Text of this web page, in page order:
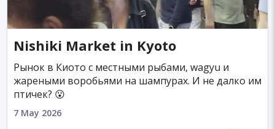
Nishiki Market in Kyoto
Рынок в Киото с местными рыбами, wagyu и
жареными воробьями на шампурах. И не далко им
птичек? 😮
7 May 2026